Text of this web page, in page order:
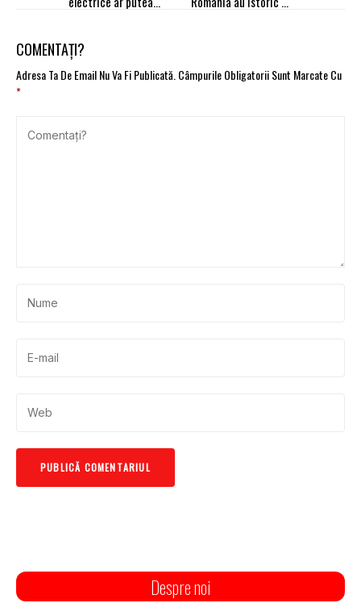
europene. Studiu T&E
COMENTAȚI?
Adresa Ta De Email Nu Va Fi Publicată.Câmpurile Obligatorii Sunt Marcate Cu
*
Despre noi